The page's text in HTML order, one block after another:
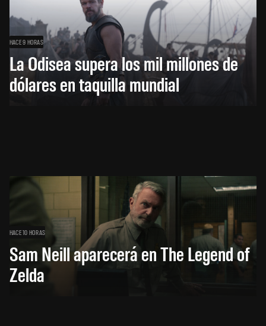
HACE 9 HORAS
La Odisea supera los mil millones de
dólares en taquilla mundial
HACE 10 HORAS
Sam Neill aparecerá en The Legend of
Zelda